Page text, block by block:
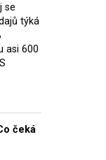
se
týká
asi 600
čeká